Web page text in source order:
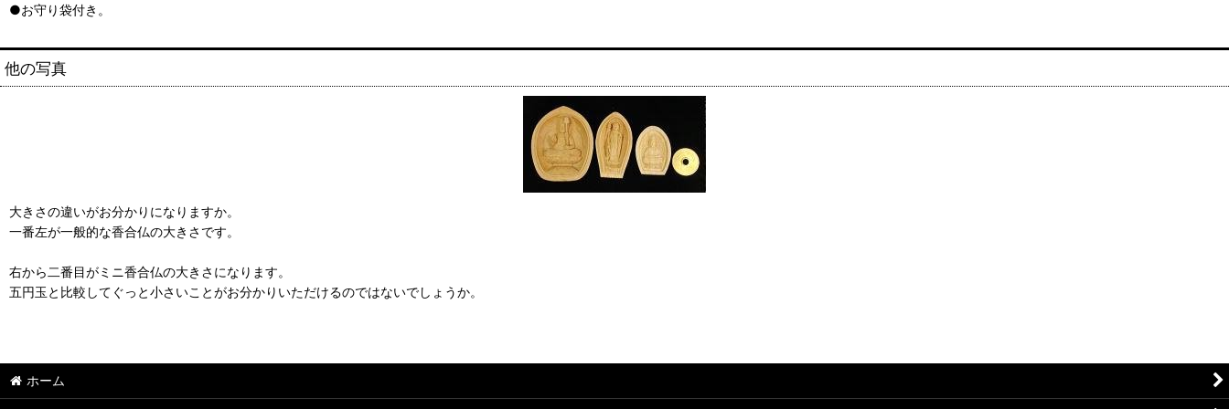
●お守り袋付き。
他の写真
大きさの違いがお分かりになりますか。
一番左が一般的な香合仏の大きさです。
右から二番目がミニ香合仏の大きさになります。
五円玉と比較してぐっと小さいことがお分かりいただけるのではないでしょうか。
ホーム